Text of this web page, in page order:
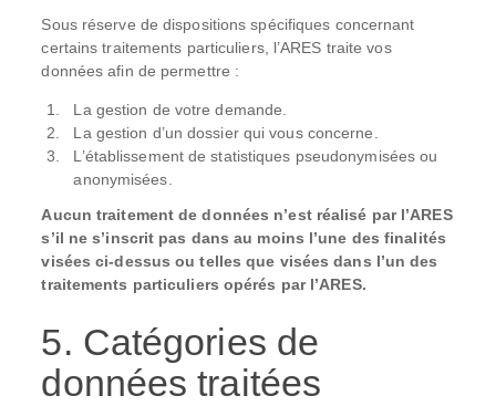
Sous réserve de dispositions spécifiques concernant
certains traitements particuliers, l’ARES traite vos
données afin de permettre :
La gestion de votre demande.
La gestion d’un dossier qui vous concerne.
L’établissement de statistiques pseudonymisées ou
anonymisées.
Aucun traitement de données n’est réalisé par l’ARES
s’il ne s’inscrit pas dans au moins l’une des finalités
visées ci-dessus ou telles que visées dans l’un des
traitements particuliers opérés par l’ARES.
5. Catégories de
données traitées